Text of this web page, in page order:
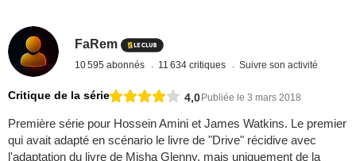
FaRem
10 595 abonnés 11 634 critiques Suivre son activité
Critique de la série 4,0Publiée le 3 mars 2018
Première série pour Hossein Amini et James Watkins. Le premier
qui avait adapté en scénario le livre de "Drive" récidive avec
l'adaptation du livre de Misha Glenny, mais uniquement de la